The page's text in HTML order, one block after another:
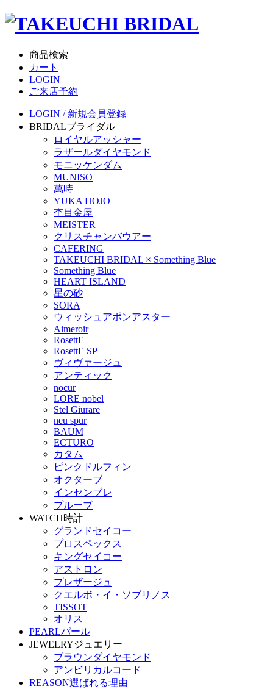
商品検索
カート
LOGIN
ご来店予約
LOGIN / 新規会員登録
BRIDALブライダル
ロイヤルアッシャー
ラザールダイヤモンド
モニッケンダム
MUNISO
萬時
YUKA HOJO
杢目金屋
MEISTER
クリスチャンバウアー
CAFERING
TAKEUCHI BRIDAL × Something Blue
Something Blue
HEART ISLAND
星の砂
SORA
ウィッシュアポンアスター
Aimeroir
RosettE
RosettE SP
ヴィヴァージュ
アンティック
nocur
LORE nobel
Stel Giurare
neu spur
BAUM
ECTURO
カタム
ピンクドルフィン
オクターブ
インセンブレ
プルーブ
WATCH時計
グランドセイコー
プロスペックス
キングセイコー
アストロン
プレザージュ
クエルボ・イ・ソブリノス
TISSOT
オリス
PEARLパール
JEWELRYジュエリー
ブラウンダイヤモンド
アンビリカルコード
REASON選ばれる理由